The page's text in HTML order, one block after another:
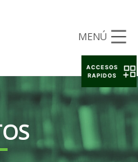
MENÚ
ACCESOS
RAPIDOS